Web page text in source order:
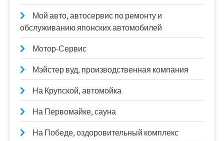
Мой авто, автосервис по ремонту и
обслуживанию японских автомобилей
Мотор-Сервис
Мэйстер вуд, производственная компания
На Крупской, автомойка
На Первомайке, сауна
На Победе, оздоровительный комплекс